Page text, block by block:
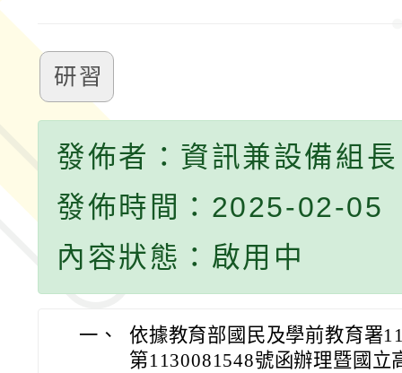
研習
發佈者：資訊兼設備組長
發佈時間：2025-02-05
內容狀態：啟用中
一、
依據教育部國民及學前教育署
第1130081548號函辦理暨國立